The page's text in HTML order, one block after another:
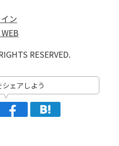
ン
RESERVED.
シェアしよう